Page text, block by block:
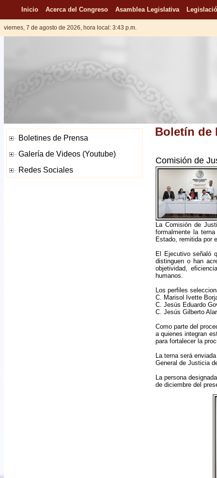
Inicio Acerca del Congreso Asamblea Legislativa
viernes, 7 de agosto de 2026, hora local: 3:43 p.m.
Boletín de
Comisión de
La Comisión de
formalmente la
Estado, remitida por
El Ejecutivo señaló
distinguen o han
objetividad,
humanos.
Los perfiles
C. Marisol Ivette
C. Jesús Eduardo
C. Jesús Gilberto
Como parte del
a quienes integran
para fortalecer la
La terna será
General de Justicia
La persona
de diciembre del